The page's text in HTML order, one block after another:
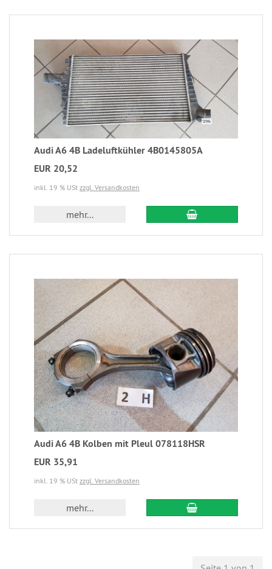
Audi A6 4B Ladeluftkühler 4B0145805A
EUR 20,52
inkl. 19 % USt zzgl. Versandkosten
mehr...
Audi A6 4B Kolben mit Pleul 078118HSR
EUR 35,91
inkl. 19 % USt zzgl. Versandkosten
mehr...